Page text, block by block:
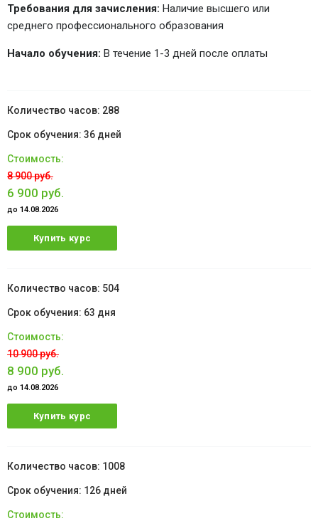
Требования для зачисления: Наличие высшего или
среднего профессионального образования
Начало обучения: В течение 1-3 дней после оплаты
288
36 дней
8 900 руб.
6 900 руб.
до 14.08.2026
Купить курс
504
63 дня
10 900 руб.
8 900 руб.
до 14.08.2026
Купить курс
1008
126 дней